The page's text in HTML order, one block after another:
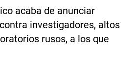
acaba de anunciar
investigadores, altos
rusos, a los que